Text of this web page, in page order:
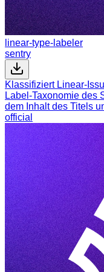
linear-type-labeler
sentry
Klassifiziert Linear-
Label-Taxonomie des
dem Inhalt des Titels
official